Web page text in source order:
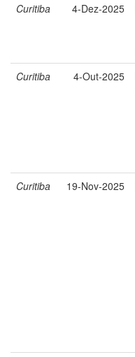
Curitiba 4-Dez-2025
Curitiba 4-Out-2025
Curitiba 19-Nov-2025